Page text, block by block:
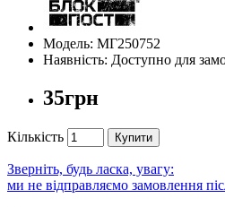
Модель: МГ250752
Наявність: Доступно для
35грн
Кількість Купити
Зверніть, будь ласка, увагу:
ми не відправляємо замовлення